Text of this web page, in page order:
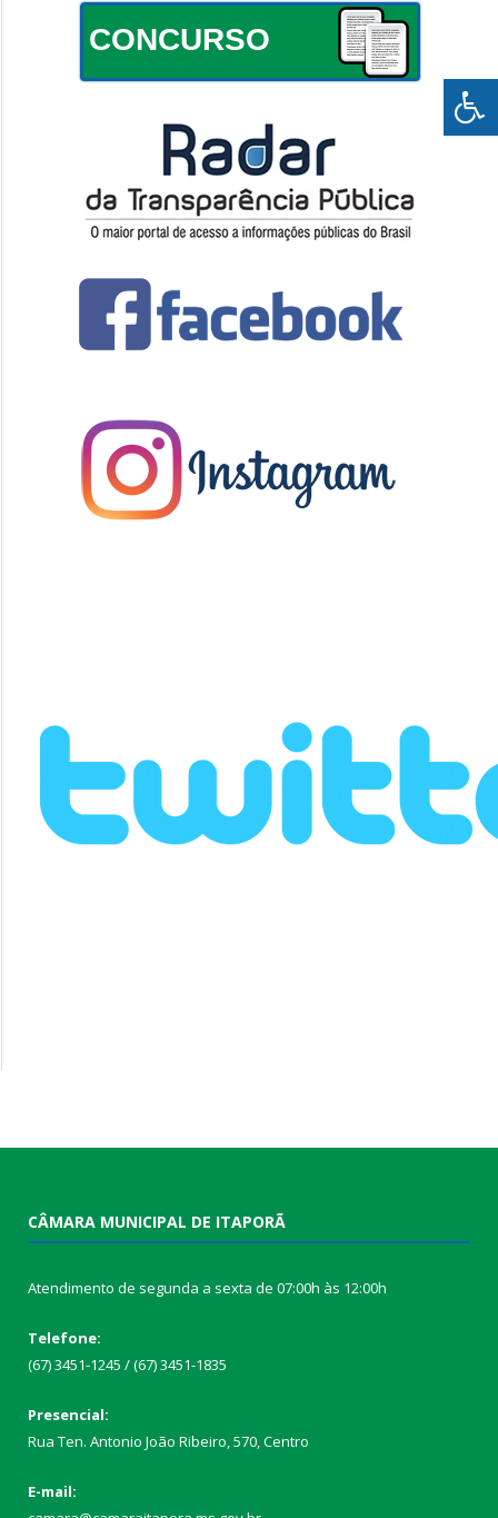
CONCURSO
CÂMARA MUNICIPAL DE ITAPORÃ
Atendimento de segunda a sexta de 07:00h às 12:00h
Telefone:
(67) 3451-1245 / (67) 3451-1835
Presencial:
Rua Ten. Antonio João Ribeiro, 570, Centro
E-mail: